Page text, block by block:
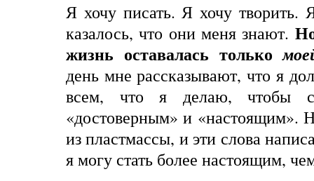
Я хочу писать.Я хочу творить.
казалось, что они меня знают.
жизнь оставалась только
день мне рассказывают, что я
всем, что я делаю, чтобы
«достоверным» и «настоящим».
из пластмассы, и эти слова
я могу стать более настоящим,